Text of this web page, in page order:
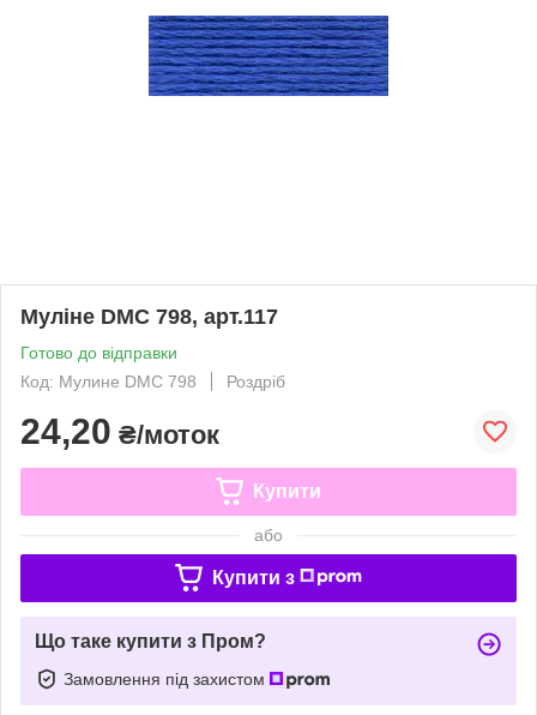
Муліне DMC 798, арт.117
Готово до відправки
Код: Мулине DMC 798
Роздріб
24,20 ₴/моток
Купити
або
Купити з
Що таке купити з Пром?
Замовлення під захистом